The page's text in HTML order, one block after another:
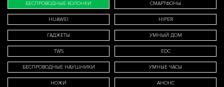
БЕСПРОВОДНЫЕ КОЛОНКИ СМАРТФОНЫ
HUAWEI HIPER
ГАДЖЕТЫ УМНЫЙ ДОМ
TWS EDC
БЕСПРОВОДНЫЕ НАУШНИКИ УМНЫЕ ЧАСЫ
НОЖИ АНОНС